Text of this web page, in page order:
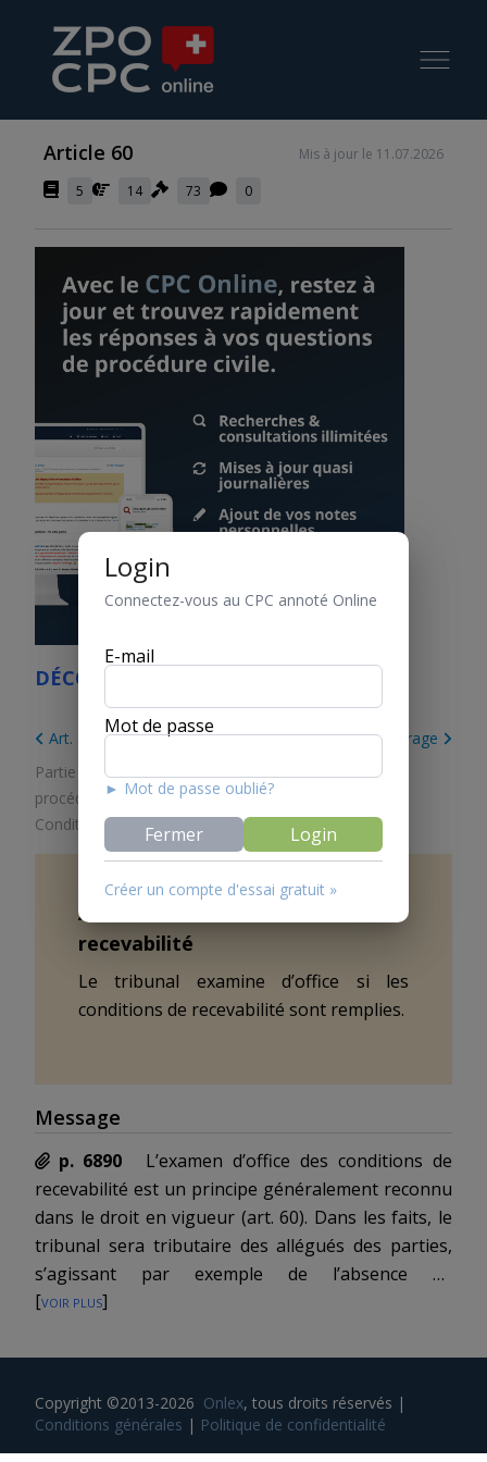
Article 60
Mis à jour le 11.07.2026
5
14 73 0
DÉCOUVREZ LE CPC ONLINE
Art. 59 Principe
Art. 61 Convention d’arbitrage
Partie 1. Dispositions générales/Titre 3. Principes de
procédure et conditions de recevabilité
Conditions de recevabilité
Art.
recevabilité
Le tribunal examine d’office si les
conditions de recevabilité sont remplies.
Message
p. 6890
L’examen d’office des conditions de
recevabilité est un principe généralement reconnu
dans le droit en vigueur (art. 60). Dans les faits, le
tribunal sera tributaire des allégués des parties,
s’agissant par exemple de l’absence de
litispendance préexistante ou d’autorité de la
détails de la procédure d’examen de la recevabilité,
consultation. Le juge examinera toujours la
[voir plus]
Copyright ©2013-2026 Onlex, tous droits réservés |
Conditions générales | Politique de confidentialité
Login
Connectez-vous au CPC annoté Online
E-mail
Mot de passe
► Mot de passe oublié?
Fermer Login
Créer un compte d'essai gratuit »